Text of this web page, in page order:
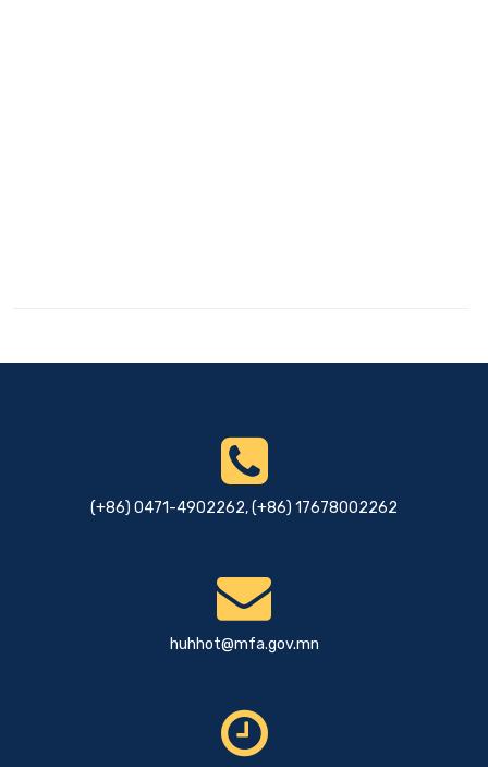
(+86) 0471-4902262, (+86) 17678002262
huhhot@mfa.gov.mn